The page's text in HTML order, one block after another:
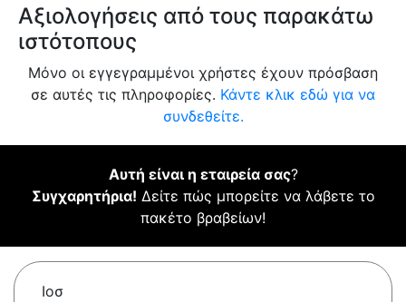
Αξιολογήσεις από τους παρακάτω
ιστότοπους
Μόνο οι εγγεγραμμένοι χρήστες έχουν πρόσβαση
σε αυτές τις πληροφορίες. Κάντε κλικ εδώ για να
συνδεθείτε.
Αυτή είναι η εταιρεία σας?
Συγχαρητήρια! Δείτε πώς μπορείτε να λάβετε το
πακέτο βραβείων!
Ιοσ